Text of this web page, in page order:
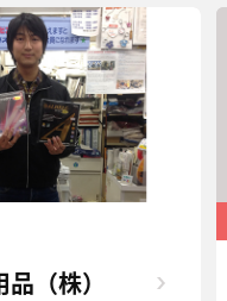
（株）